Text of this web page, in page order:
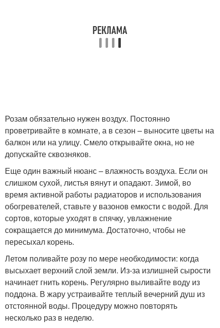
Розам обязательно нужен воздух. Постоянно
проветривайте в комнате, а в сезон – выносите цветы на
балкон или на улицу. Смело открывайте окна, но не
допускайте сквозняков.
Еще один важный нюанс – влажность воздуха. Если он
слишком сухой, листья вянут и опадают. Зимой, во
время активной работы радиаторов и использования
обогревателей, ставьте у вазонов емкости с водой. Для
сортов, которые уходят в спячку, увлажнение
сокращается до минимума. Достаточно, чтобы не
пересыхал корень.
Летом поливайте розу по мере необходимости: когда
высыхает верхний слой земли. Из-за излишней сырости
начинает гнить корень. Регулярно выливайте воду из
поддона. В жару устраивайте теплый вечерний душ из
отстоянной воды. Процедуру можно повторять
несколько раз в неделю.